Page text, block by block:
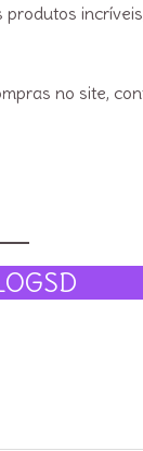
no site,